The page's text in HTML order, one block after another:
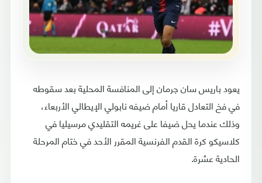
يعود باريس سان جرمان إلى المنافسة المحلية بعد سقوطه
في فخ التعادل قاريا أمام ضيفه نابولي الإيطالي الأربعاء،
وذلك عندما يحل ضيفا على غريمه التقليدي مرسيليا في
كلاسيكو كرة القدم الفرنسية المقرر الأحد في ختام المرحلة
الحادية عشرة.